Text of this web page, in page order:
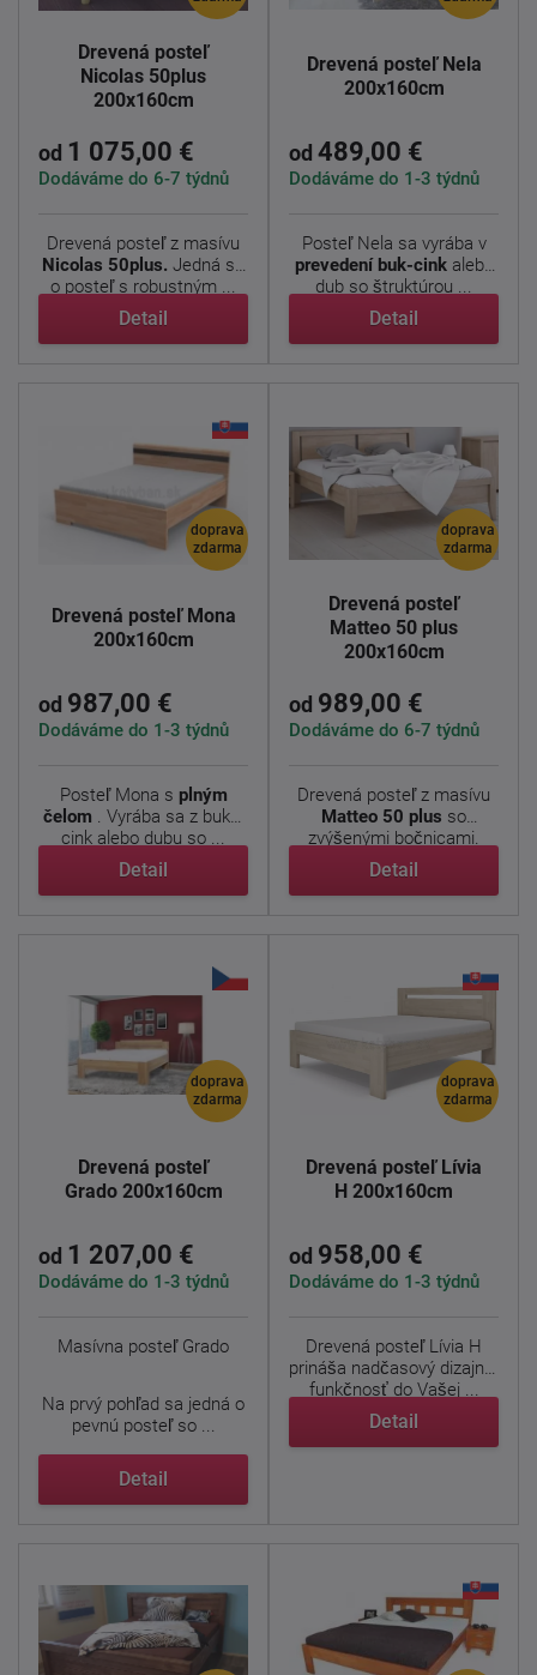
Drevená posteľ
Nicolas 50plus
200x160cm
od 1 075,00 €
Dodáváme do 6-7 týdnů
Drevená posteľ z masívu
Nicolas 50plus. Jedná sa
o posteľ s robustným ...
Detail
Drevená posteľ Nela
200x160cm
od 489,00 €
Dodáváme do 1-3 týdnů
Posteľ Nela sa vyrába v
prevedení buk-cinkalebo
dub so štruktúrou ...
Detail
doprava
zdarma
Drevená posteľ Mona
200x160cm
od 987,00 €
Dodáváme do 1-3 týdnů
Posteľ Mona s plným
čelom . Vyrába sa z buku-
cink alebo dubu so ...
Detail
doprava
zdarma
Drevená posteľ
Matteo 50 plus
200x160cm
od 989,00 €
Dodáváme do 6-7 týdnů
Drevená posteľ z masívu
Matteo 50 plus so
zvýšenými bočnicami.
Jedná ...
Detail
doprava
zdarma
Drevená posteľ
Grado 200x160cm
od 1 207,00 €
Dodáváme do 1-3 týdnů
Masívna posteľ Grado
Na prvý pohľad sa jedná o
pevnú posteľ so ...
Detail
doprava
zdarma
Drevená posteľ Lívia
H 200x160cm
od 958,00 €
Dodáváme do 1-3 týdnů
Drevená posteľ Lívia H
prináša nadčasový dizajn a
funkčnosť do Vašej ...
Detail